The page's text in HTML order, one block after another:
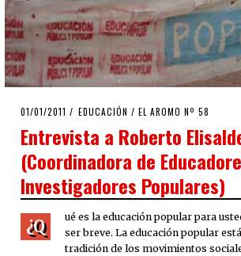
POSTED
01/01/2011 08/08/2020
EDUCACIÓN / EL AROMO Nº 58
Entrevista a Roberto
(Coordinadora de
Investigadores Populares)
¿Q
ué es la educación popular para
ser breve. La educación popular
tradición de los movimientos